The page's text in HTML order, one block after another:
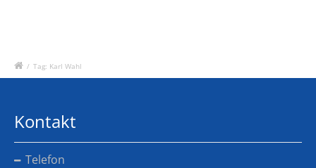
/ Tag: Karl Wahl
Kontakt
Telefon